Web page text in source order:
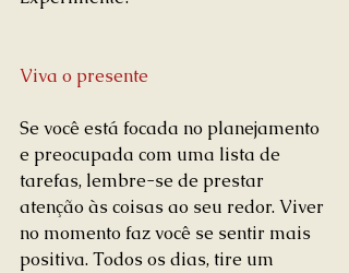
Viva o presente
Se você está focada no planejamento
e preocupada com uma lista de
tarefas, lembre-se de prestar
atenção às coisas ao seu redor. Viver
no momento faz você se sentir mais
positiva. Todos os dias, tire um